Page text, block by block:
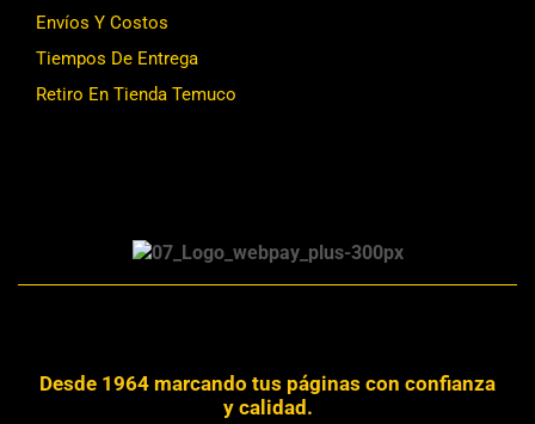
Envíos Y Costos
Tiempos De Entrega
Retiro En Tienda Temuco
Desde 1964 marcando tus páginas con confianza
y calidad.